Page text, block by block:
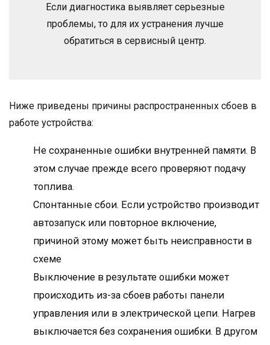
Если диагностика выявляет серьезные
проблемы, то для их устранения лучше
обратиться в сервисный центр.
Ниже приведены причины распространенных сбоев в
работе устройства:
Не сохраненные ошибки внутренней памяти. В
этом случае прежде всего проверяют подачу
топлива.
Спонтанные сбои. Если устройство производит
автозапуск или повторное включение,
причиной этому может быть неисправности в
схеме
Выключение в результате ошибки может
происходить из-за сбоев работы панели
управления или в электрической цепи. Нагрев
выключается без сохранения ошибки. В другом